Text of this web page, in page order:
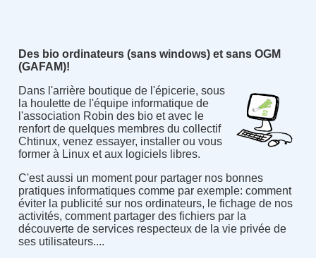
Des bio ordinateurs (sans windows) et sans OGM
(GAFAM)!
Dans l'arrière boutique de l'épicerie, sous
la houlette de l'équipe informatique de
l'association Robin des bio et avec le
renfort de quelques membres du collectif
Chtinux, venez essayer, installer ou vous
former à Linux et aux logiciels libres.
C'est aussi un moment pour partager nos bonnes
pratiques informatiques comme par exemple: comment
éviter la publicité sur nos ordinateurs, le fichage de nos
activités, comment partager des fichiers par la
découverte de services respecteux de la vie privée de
ses utilisateurs....